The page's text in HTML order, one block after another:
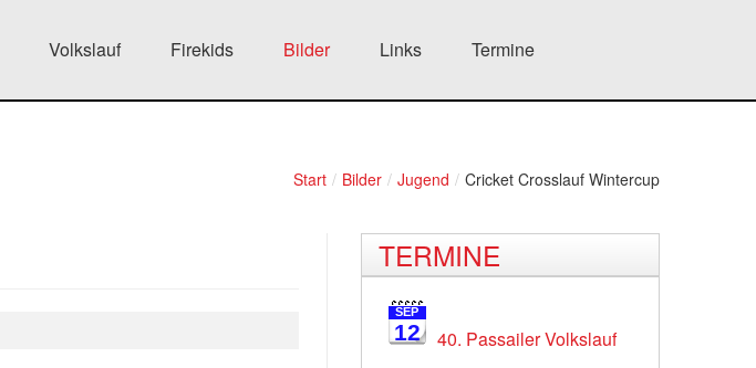
Volkslauf Firekids Bilder Links Termine
Start / Bilder / Jugend / Cricket Crosslauf Wintercup
TERMINE
SEP
12 40. Passailer Volkslauf